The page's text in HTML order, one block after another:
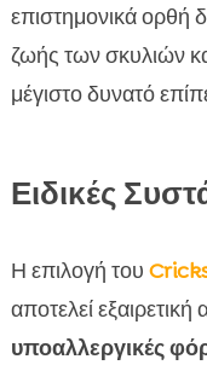
επιστημονικά ορθή
ζωής των σκυλιών
μέγιστο δυνατό
Ειδικές
Η επιλογή του
αποτελεί
υποαλλεργικές